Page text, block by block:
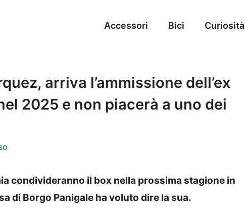
Accessori Bici Curiosità
arriva l’ammissione dell’ex
2025 e non piacerà a uno dei
condivideranno il box nella prossima stagione in
di Borgo Panigale ha voluto dire la sua.